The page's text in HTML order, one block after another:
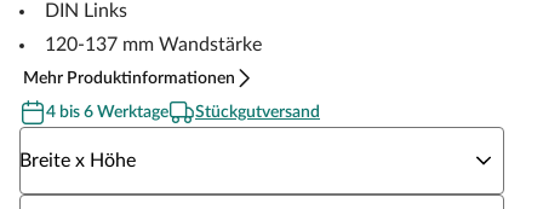
DIN Links
120-137 mm Wandstärke
Mehr Produktinformationen
4 bis 6 Werktage
Stückgutversand
Breite x Höhe